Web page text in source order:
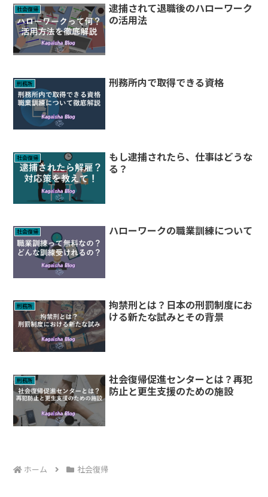
社会復帰
逮捕されて退職後のハローワーク
の活用法
刑務所 刑務所内で取得できる資格
社会復帰
もし逮捕されたら、仕事はどうな
る？
社会復帰 ハローワークの職業訓練について
刑務所
拘禁刑とは？日本の刑罰制度にお
ける新たな試みとその背景
刑務所
社会復帰促進センターとは？再犯
防止と更生支援のための施設
ホーム 社会復帰